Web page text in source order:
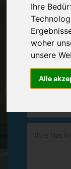
Ihre
woher
unsere
Alle